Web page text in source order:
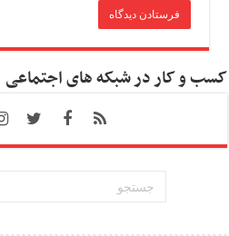
کسب و کار در شبکه های اجتماعی